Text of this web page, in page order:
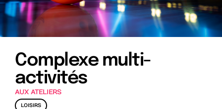
Complexe multi-
activités
AUX ATELIERS
LOISIRS